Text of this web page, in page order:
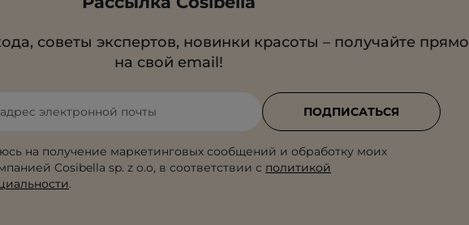
советы экспертов, новинки красоты – получайте прямо
на свой email!
электронной почты
на получение маркетинговых сообщений и обработку моих
Cosibella sp. z o.o, в соответствии с политикой
.
ПОДПИСАТЬСЯ